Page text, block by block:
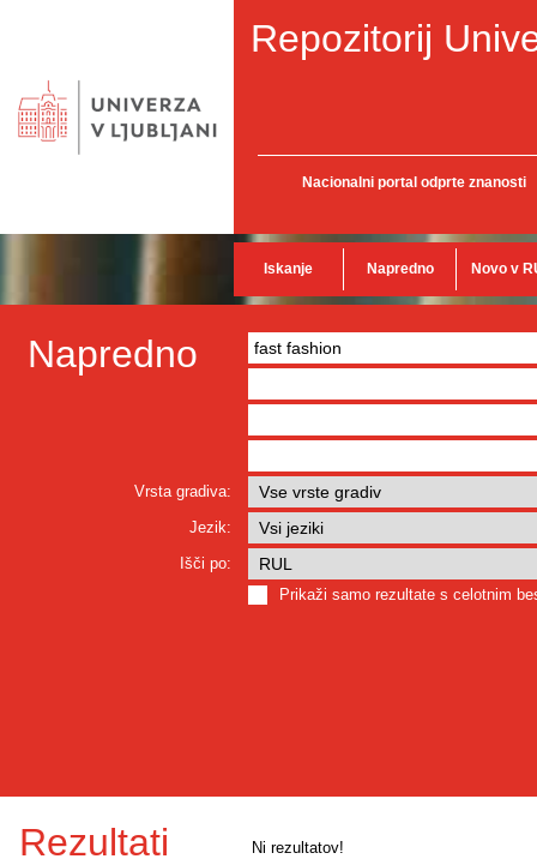
Repozitorij
Nacionalni portal odprte znanosti
Iskanje Napredno Novo v
Napredno
Vrsta gradiva:
Jezik:
Išči po:
Prikaži samo rezultate s celotnim
Rezultati Ni rezultatov!